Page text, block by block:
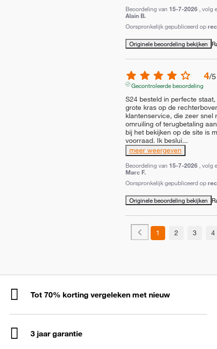
Beoordeling van 15-7-2026 , volg
Alain B.
Oorspronkelijk gepubliceerd op
Originele beoordeling bekijken
4/5
Gecontroleerde beoordeling
S24 besteld in perfecte
grote kras op de
klantenservice, die zeer snel
omruiling of terugbetaling
bij het bekijken op de site is
voorraad. Ik beslui...
meer weergeven
Beoordeling van 15-7-2026 , volg
Marc F.
Oorspronkelijk gepubliceerd op
Originele beoordeling bekijken
1 2 3 4
Tot 70% korting vergeleken met nieuw
3 jaar garantie